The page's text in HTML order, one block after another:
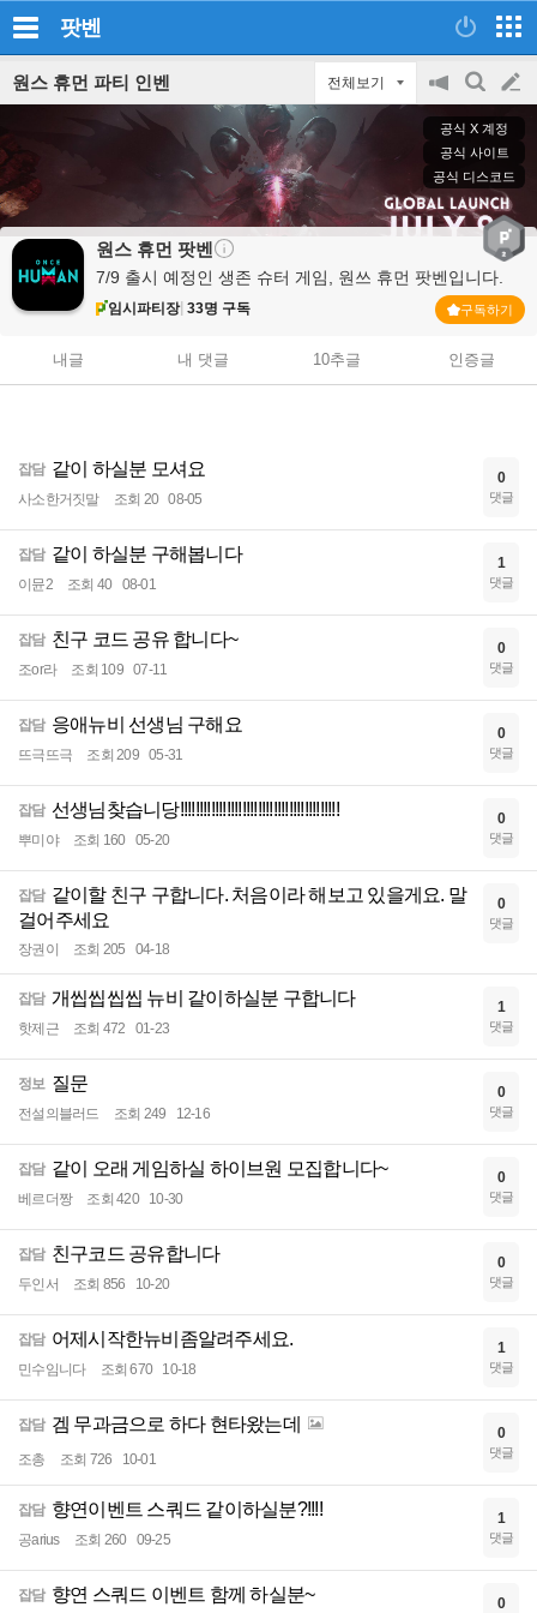
팟벤
원스 휴먼 파티 인벤 전체보기
공
지
on/off
검
색
글
쓰
기
공식 X 계정
공식 사이트
공식 디스코드
원스 휴먼 팟벤
임시파티장 33명 구독
7/9 출시 예정인 생존 슈터 게임, 원쓰 휴먼 팟벤입니다.
구독하기
내글 내 댓글 10추글 인증글
잡담 같이 하실분 모셔요
사소한거짓말 조회 20 08-05
0
댓글
잡담 같이 하실분 구해봅니다
이뮨2 조회 40 08-01
1
댓글
잡담 친구 코드 공유 합니다~
조or라 조회 109 07-11
0
댓글
잡담 응애뉴비 선생님 구해요
뜨극뜨극 조회 209 05-31
0
댓글
잡담 선생님찾습니당!!!!!!!!!!!!!!!!!!!!!!!!!!!!!!!!!!!!!!!!!
뿌미야 조회 160 05-20
0
댓글
잡담 같이할 친구 구합니다. 처음이라 해보고 있을게요. 말
걸어주세요
장권이 조회 205 04-18
0
댓글
잡담 개씹씹씹씹 뉴비 같이하실분 구합니다
핫제근 조회 472 01-23
1
댓글
정보 질문
전설의블러드 조회 249 12-16
0
댓글
잡담 같이 오래 게임하실 하이브원 모집합니다~
베르더짱 조회 420 10-30
0
댓글
잡담 친구코드 공유합니다
두인서 조회 856 10-20
0
댓글
잡담 어제시작한뉴비좀알려주세요.
민수임니다 조회 670 10-18
1
댓글
잡담 겜 무과금으로 하다 현타왔는데
조총 조회 726 10-01
0
댓글
잡담 향연이벤트 스쿼드 같이하실분?!!!!
공arius 조회 260 09-25
1
댓글
잡담 향연 스쿼드 이벤트 함께 하실분~ 0